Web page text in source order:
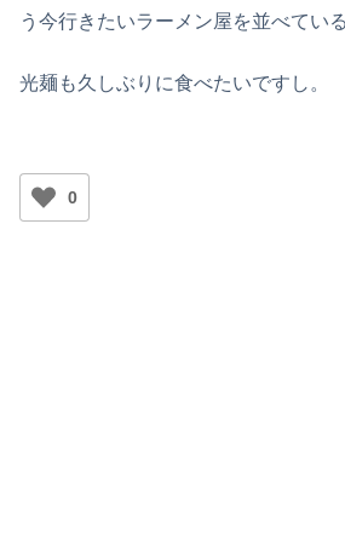
う今行きたいラーメン屋を並べてい
光麺も久しぶりに食べたいですし。
0